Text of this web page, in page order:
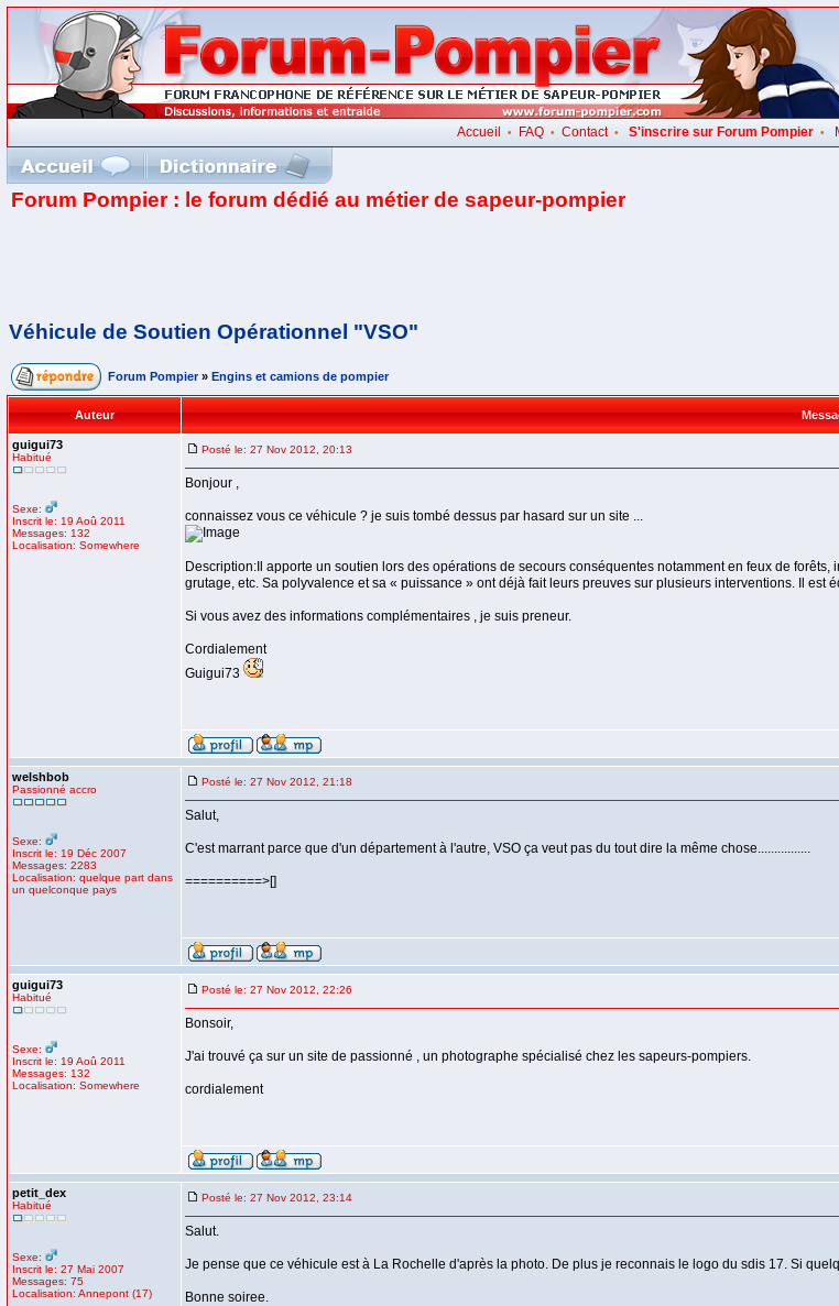
Accueil • FAQ• Contact• S'inscrire sur Forum Pompier•
Forum Pompier : le forum dédié au métier de sapeur-pompier
Véhicule de Soutien Opérationnel "VSO"
Forum Pompier » Engins et camions de pompier
Auteur
guigui73
Habitué
Sexe:
Inscrit le: 19 Aoû 2011
Messages: 132
Localisation: Somewhere
Posté le: 27 Nov 2012, 20:13
Bonjour ,
connaissez vous ce véhicule ? je suis tombé dessus par hasard sur un site ...
Description:Il apporte un soutien lors des opérations de secours conséquentes notamment en feux de
grutage, etc. Sa polyvalence et sa « puissance » ont déjà fait leurs preuves sur plusieurs interventions. Il est
Si vous avez des informations complémentaires , je suis preneur.
Cordialement
Guigui73
welshbob
Passionné accro
Sexe:
Inscrit le: 19 Déc 2007
Messages: 2283
Localisation: quelque part dans
un quelconque pays
Posté le: 27 Nov 2012, 21:18
Salut,
C'est marrant parce que d'un département à l'autre, VSO ça veut pas du tout dire la même chose................
==========>[]
guigui73
Habitué
Sexe:
Inscrit le: 19 Aoû 2011
Messages: 132
Localisation: Somewhere
Posté le: 27 Nov 2012, 22:26
Bonsoir,
J'ai trouvé ça sur un site de passionné , un photographe spécialisé chez les sapeurs-pompiers.
cordialement
petit_dex
Habitué
Sexe:
Inscrit le: 27 Mai 2007
Messages: 75
Localisation: Annepont (17)
Posté le: 27 Nov 2012, 23:14
Salut.
Je pense que ce véhicule est à La Rochelle d'après la photo. De plus je reconnais le logo du sdis 17. Si
Bonne soiree.